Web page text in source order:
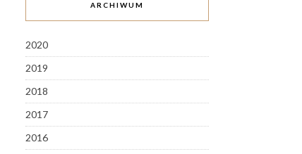
ARCHIWUM
2020
2019
2018
2017
2016